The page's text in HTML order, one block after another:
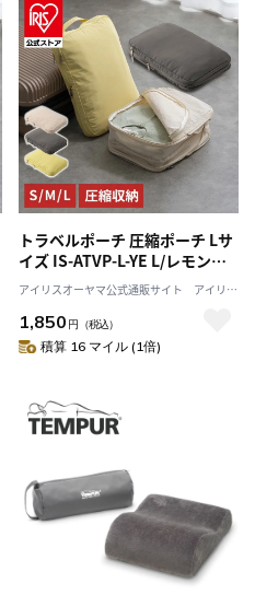
トラベルポーチ 圧縮ポーチ Lサ
イズ IS-ATVP-L-YE L/レモンク
リーム
アイリスオーヤマ公式通販サイト アイリス
1,850 円 （税込）
積算 16 マイル (1倍)